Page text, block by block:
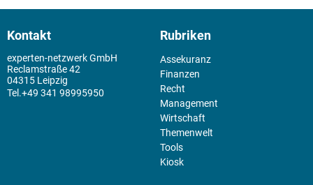
Kontakt
experten-netzwerk GmbH
Reclamstraße 42
04315 Leipzig
+49 341 98995950
Rubriken
Assekuranz
Finanzen
Recht
Management
Wirtschaft
Themenwelt
Tools
Kiosk